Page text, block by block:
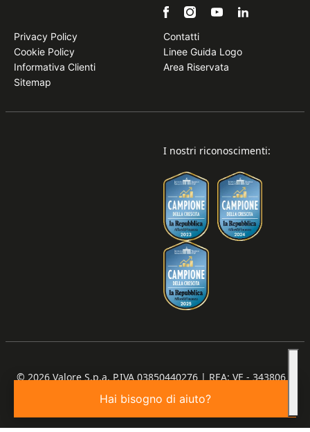
Hai bisogno di aiuto?
Privacy Policy
Cookie Policy
Informativa Clienti
Sitemap
Contatti
Linee Guida Logo
Area Riservata
I nostri riconoscimenti:
© 2026 Valore S.p.a. P.IVA 03850440276 | REA: VE - 343806 |